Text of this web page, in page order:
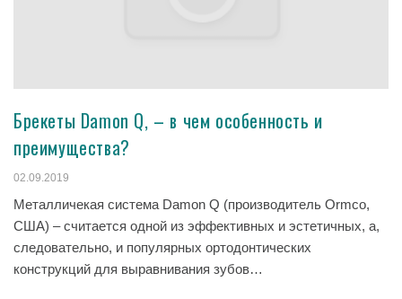
Брекеты Damon Q, – в чем особенность и
преимущества?
02.09.2019
Металличекая система Damon Q (производитель Ormco,
США) – считается одной из эффективных и эстетичных, а,
следовательно, и популярных ортодонтических
конструкций для выравнивания зубов…